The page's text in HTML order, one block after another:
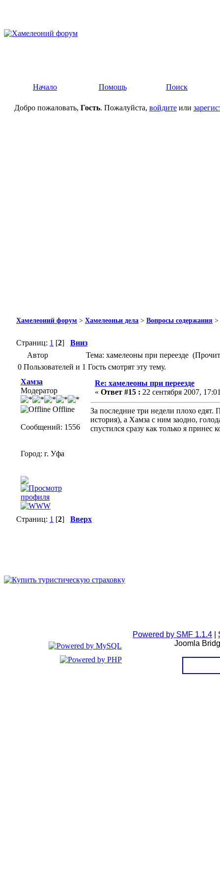
Начало Помощь Поиск
Добро пожаловать, Гость. Пожалуйста, войдите или
Хамелеоний форум > Хамелеоньи дела > Вопросы содержания >
Страниц: 1 [2] Вниз
Автор
Тема: хамелеоны при переезде
0 Пользователей и 1 Гость смотрят эту тему.
Хамза
Модератор
Offline
Сообщений: 1556
Город: г. Уфа
Re: хамелеоны при переезде
« Ответ #15 : 22 сентября 2007,
За последние три недели плохо едят.
история), а Хамза с ним заодно,
спустился сразу как только я
Страниц: 1 [2] Вверх
Powered by SMF 1.1.4
Joomla